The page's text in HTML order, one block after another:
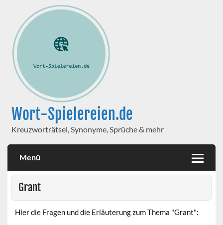
Wort-Spielereien.de
Kreuzworträtsel, Synonyme, Sprüche & mehr
Menü
Grant
Hier die Fragen und die Erläuterung zum Thema "Grant":